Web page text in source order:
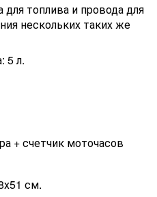
топлива и провода для
нескольких таких же
5 л.
+ счетчик моточасов
см.